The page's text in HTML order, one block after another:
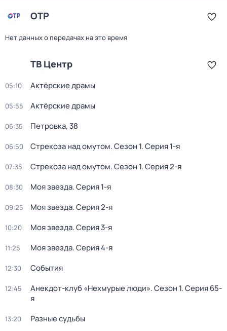
ОТР
Нет данных о передачах на это время
ТВ Центр
05:10 Актёрские драмы
05:55 Актёрские драмы
06:35 Петровка, 38
06:50 Стрекоза над омутом. Сезон 1. Серия 1-я
07:35 Стрекоза над омутом. Сезон 1. Серия 2-я
08:30 Моя звезда. Серия 1-я
09:25 Моя звезда. Серия 2-я
10:20 Моя звезда. Серия 3-я
11:25 Моя звезда. Серия 4-я
12:30 События
12:45 Анекдот-клуб «Нехмурые люди». Сезон 1. Серия 65-
я
13:20 Разные судьбы